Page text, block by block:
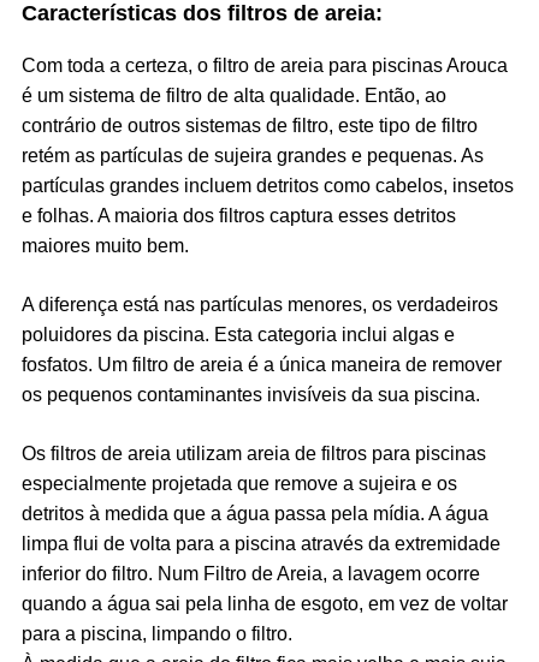
Características dos filtros de areia:
Com toda a certeza, o filtro de areia para piscinas Arouca
é um sistema de filtro de alta qualidade. Então, ao
contrário de outros sistemas de filtro, este tipo de filtro
retém as partículas de sujeira grandes e pequenas. As
partículas grandes incluem detritos como cabelos, insetos
e folhas. A maioria dos filtros captura esses detritos
maiores muito bem.
A diferença está nas partículas menores, os verdadeiros
poluidores da piscina. Esta categoria inclui algas e
fosfatos. Um filtro de areia é a única maneira de remover
os pequenos contaminantes invisíveis da sua piscina.
Os filtros de areia utilizam areia de filtros para piscinas
especialmente projetada que remove a sujeira e os
detritos à medida que a água passa pela mídia. A água
limpa flui de volta para a piscina através da extremidade
inferior do filtro. Num Filtro de Areia, a lavagem ocorre
quando a água sai pela linha de esgoto, em vez de voltar
para a piscina, limpando o filtro.